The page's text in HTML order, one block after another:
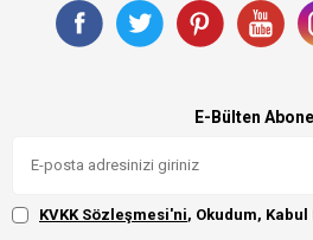
E-Bülten
KVKK Sözleşmesi'ni, Okudum,